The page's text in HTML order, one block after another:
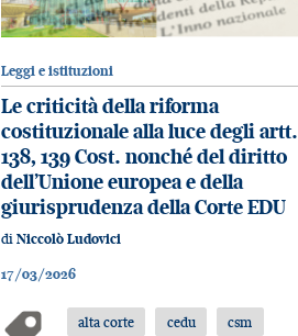
Leggi e istituzioni
Le criticità della riforma
costituzionale alla luce degli artt.
138, 139 Cost. nonché del diritto
dell’Unione europea e della
giurisprudenza della Corte EDU
di Niccolò Ludovici
17/03/2026
alta corte cedu csm